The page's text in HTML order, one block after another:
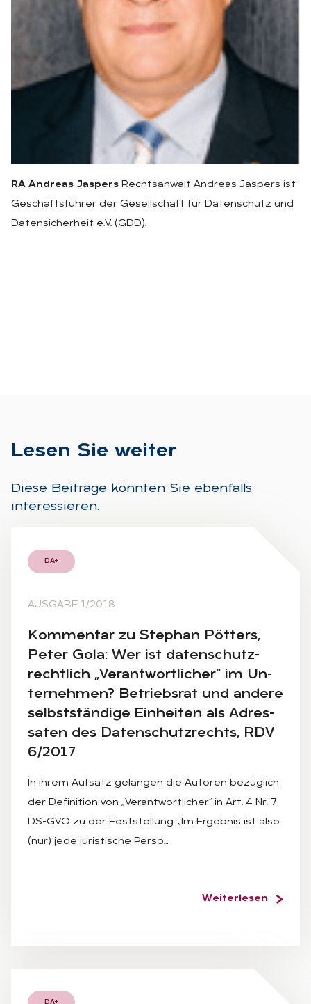
RA Andreas Jaspers Rechtsanwalt Andreas Jaspers ist
Geschäftsführer der Gesellschaft für Datenschutz und
Datensicherheit e.V. (GDD).
Le­sen Sie wei­ter
Diese Beiträge könnten Sie ebenfalls
interessieren.
DA+
AUSGABE 1/2018
Kom­men­tar zu Ste­phan Pöt­ters,
Pe­ter Gola: Wer ist da­ten­schutz­
recht­lich „Ver­ant­wort­li­cher“ im Un­
ter­neh­men? Be­triebs­rat und an­de­re
selbst­stän­di­ge Ein­hei­ten als Adres­
sa­ten des Da­ten­schutz­rechts, RDV
6/2017
In ihrem Aufsatz gelangen die Autoren bezüglich
der Definition von „Verantwortlicher“ in Art. 4 Nr. 7
DS-GVO zu der Feststellung: „Im Ergebnis ist also
(nur) jede juristische Perso…
Weiterlesen
DA+